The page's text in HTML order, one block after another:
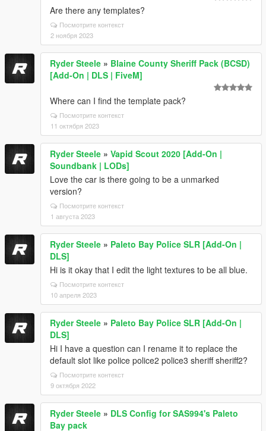
Are there any templates?
Посмотрите контекст
2 ноября 2023
Ryder Steele » Blaine County Sheriff Pack (BCSD)
[Add-On | DLS | FiveM]
Where can I find the template pack?
Посмотрите контекст
11 октября 2023
Ryder Steele » Vapid Scout 2020 [Add-On |
Soundbank | LODs]
Love the car is there going to be a unmarked
version?
Посмотрите контекст
1 августа 2023
Ryder Steele » Paleto Bay Police SLR [Add-On |
DLS]
Hi is it okay that I edit the light textures to be all blue.
Посмотрите контекст
10 апреля 2023
Ryder Steele » Paleto Bay Police SLR [Add-On |
DLS]
Hi I have a question can I rename it to replace the
default slot like police police2 police3 sheriff sheriff2?
Посмотрите контекст
9 октября 2022
Ryder Steele » DLS Config for SAS994's Paleto
Bay pack